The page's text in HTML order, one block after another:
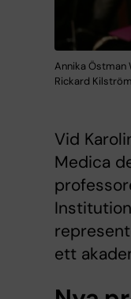
Annika Östman
Rickard Kilström
Vid
Medica
ett